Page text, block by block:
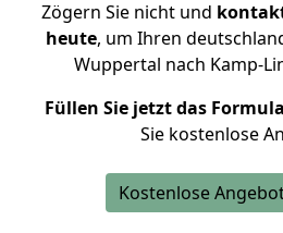
Zögern Sie nicht und
heute, um Ihren
Wuppertal nach Kamp-
Füllen Sie jetzt das
Sie kostenlose
Kostenlose